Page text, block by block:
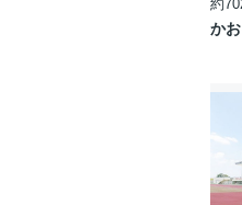
約
か